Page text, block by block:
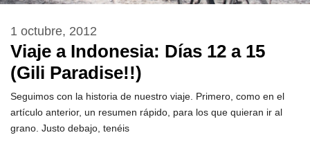
Viaje a Indonesia: Días 12 a 15
(Gili Paradise!!)
1 octubre, 2012
Seguimos con la historia de nuestro viaje. Primero, como en el
artículo anterior, un resumen rápido, para los que quieran ir al
grano. Justo debajo, tenéis